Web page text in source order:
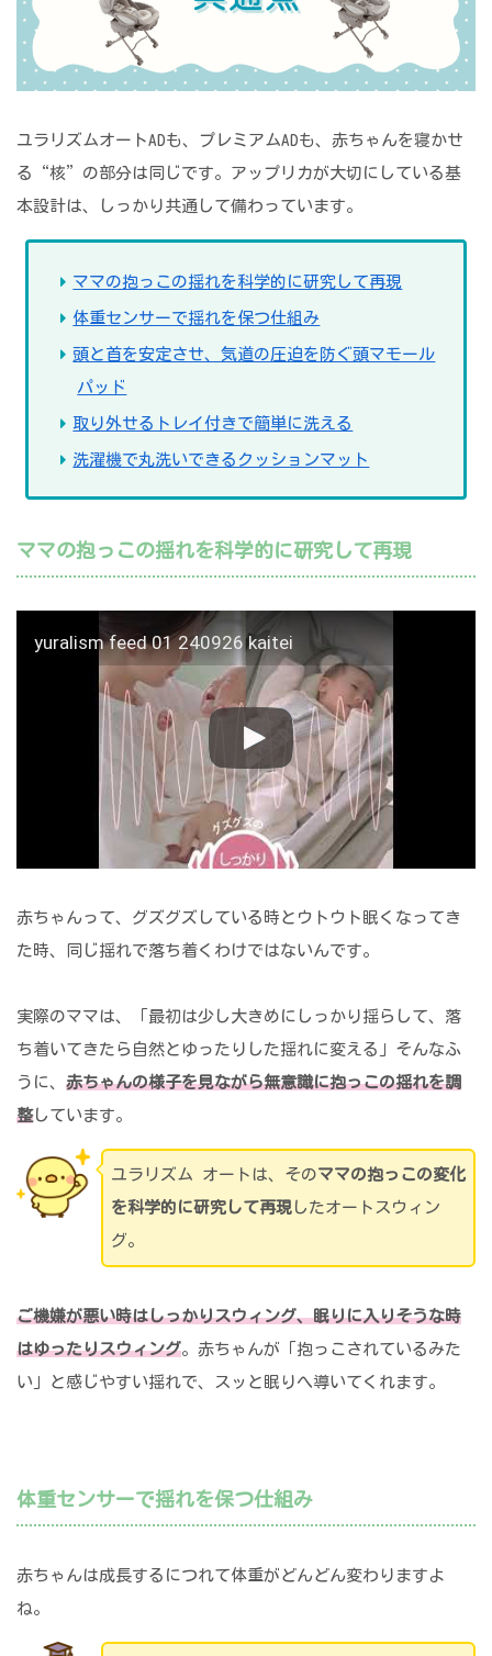
ユラリズムオートADも、プレミアムADも、赤ちゃんを寝かせ
る“核”の部分は同じです。アップリカが大切にしている基
本設計は、しっかり共通して備わっています。
ママの抱っこの揺れを科学的に研究して再現
体重センサーで揺れを保つ仕組み
頭と首を安定させ、気道の圧迫を防ぐ頭マモール
パッド
取り外せるトレイ付きで簡単に洗える
洗濯機で丸洗いできるクッションマット
ママの抱っこの揺れを科学的に研究して再現
yuralism feed 01 240926 kaitei
赤ちゃんって、グズグズしている時とウトウト眠くなってき
た時、同じ揺れで落ち着くわけではないんです。
実際のママは、「最初は少し大きめにしっかり揺らして、落
ち着いてきたら自然とゆったりした揺れに変える」そんなふ
うに、 赤ちゃんの様子を見ながら無意識に抱っこの揺れを調
整しています。
ユラリズム オートは、そのママの抱っこの変化
を科学的に研究して再現したオートスウィン
グ。
ご機嫌が悪い時はしっかりスウィング、眠りに入りそうな時
はゆったりスウィング。赤ちゃんが「抱っこされているみた
い」と感じやすい揺れで、スッと眠りへ導いてくれます。
体重センサーで揺れを保つ仕組み
赤ちゃんは成長するにつれて体重がどんどん変わりますよ
ね。